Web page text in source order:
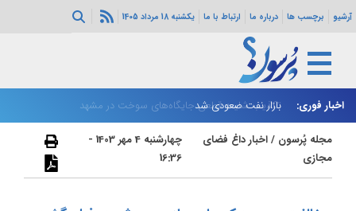
آرشیو برچسب ها درباره ما ارتباط با ما یکشنبه 18 مرداد 1405
اخبار فوری: تکذیب شایعه قطعی جایگاه‌های سوخت در مشهد
بازار نفت صعودی شد
مجله پُرسون /اخبار داغ فضای
مجازی
چهارشنبه 4 مهر 1403 -
16:36